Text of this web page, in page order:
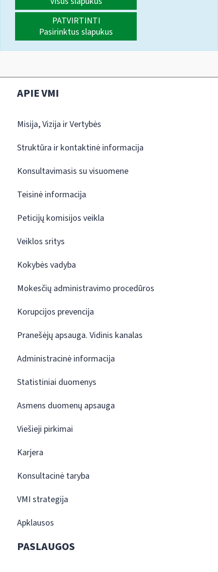
PATVIRTINTI
Pasirinktus slapukus
APIE VMI
Misija, Vizija ir Vertybės
Struktūra ir kontaktinė informacija
Konsultavimasis su visuomene
Teisinė informacija
Peticijų komisijos veikla
Veiklos sritys
Kokybės vadyba
Mokesčių administravimo procedūros
Korupcijos prevencija
Pranešėjų apsauga. Vidinis kanalas
Administracinė informacija
Statistiniai duomenys
Asmens duomenų apsauga
Viešieji pirkimai
Karjera
Konsultacinė taryba
VMI strategija
Apklausos
PASLAUGOS